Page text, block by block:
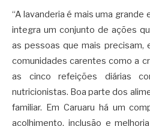
“A lavanderia é mais uma
integra um conjunto de ações
as pessoas que mais precisam,
comunidades carentes como a
as cinco refeições diárias
nutricionistas. Boa parte dos
familiar. Em Caruaru há um
acolhimento, inclusão e